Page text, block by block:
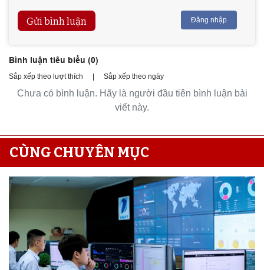
Gửi bình luận Đăng nhập
Bình luận tiêu biểu (0)
Sắp xếp theo lượt thích Sắp xếp theo ngày
Chưa có bình luận. Hãy là người đầu tiên bình luận bài
viết này.
CÙNG CHUYÊN MỤC